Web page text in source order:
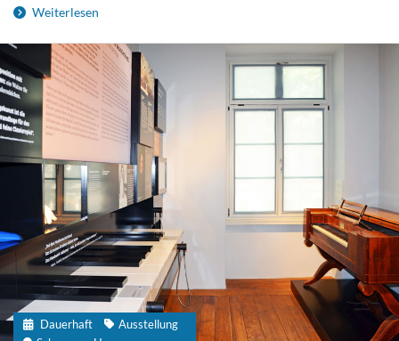
Weiterlesen
Dauerhaft
Ausstellung